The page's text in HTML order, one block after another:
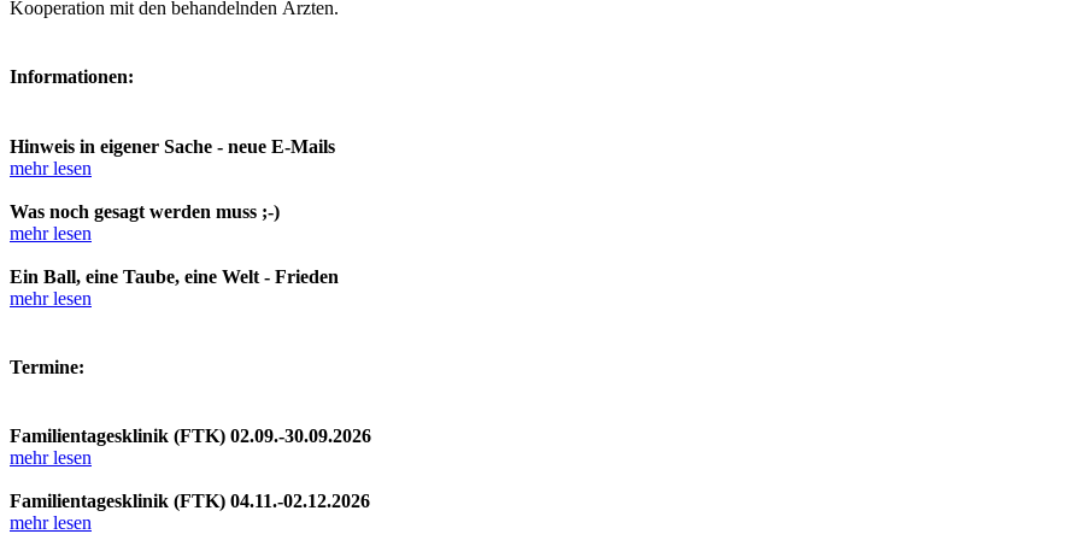
Kooperation mit den behandelnden Ärzten.
Informationen:
Hinweis in eigener Sache - neue E-Mails
mehr lesen
Was noch gesagt werden muss ;-)
mehr lesen
Ein Ball, eine Taube, eine Welt - Frieden
mehr lesen
Termine:
Familientagesklinik (FTK) 02.09.-30.09.2026
mehr lesen
Familientagesklinik (FTK) 04.11.-02.12.2026
mehr lesen